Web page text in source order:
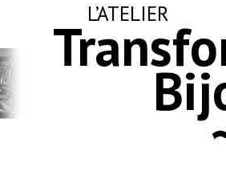
L’ATELIER